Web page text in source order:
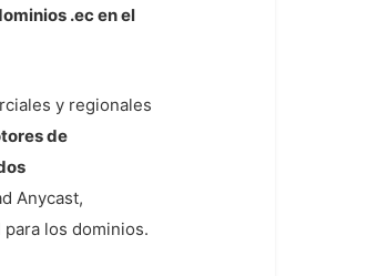
.ec en el
y regionales
de
Anycast,
los dominios.